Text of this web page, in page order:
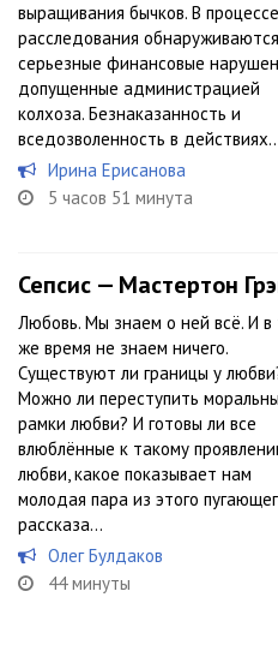
выращивания бычков. В процессе
расследования обнаруживаются
серьезные финансовые
допущенные администрацией
колхоза. Безнаказанность и
вседозволенность в
Ирина Ерисанова
5 часов 51 минута
Сепсис — Мастертон
Любовь. Мы знаем о ней всё. И в
же время не знаем ничего.
Существуют ли границы у
Можно ли переступить
рамки любви? И готовы ли все
влюблённые к такому
любви, какое показывает нам
молодая пара из этого
рассказа…
Олег Булдаков
44 минуты